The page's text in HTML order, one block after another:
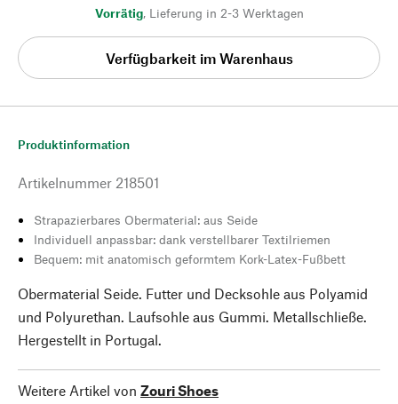
Vorrätig, Lieferung in 2-3 Werktagen
Verfügbarkeit im Warenhaus
Produktinformation
Artikelnummer 218501
Strapazierbares Obermaterial: aus Seide
Individuell anpassbar: dank verstellbarer Textilriemen
Bequem: mit anatomisch geformtem Kork-Latex-Fußbett
Obermaterial Seide. Futter und Decksohle aus Polyamid
und Polyurethan. Laufsohle aus Gummi. Metallschließe.
Hergestellt in Portugal.
Weitere Artikel von Zouri Shoes